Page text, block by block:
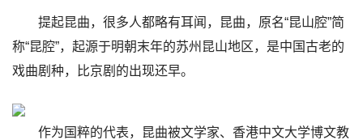
提起昆曲，很多人都略有耳闻，昆曲，原名“昆山腔”简
称“昆腔”，起源于明朝末年的苏州昆山地区，是中国古老的
戏曲剧种，比京剧的出现还早。
作为国粹的代表，昆曲被文学家、香港中文大学博文教